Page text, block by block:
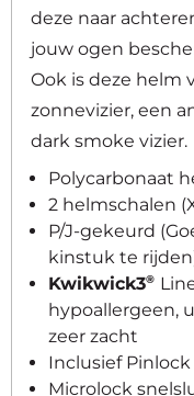
deze naar
jouw ogen
Ook is deze helm
zonnevizier, een
dark smoke vizier.
Polycarbonaat
2 helmschalen
P/J-gekeurd
kinstuk te
Kwikwick3®
hypoallergeen,
zeer zacht
Inclusief Pinlock
Microlock